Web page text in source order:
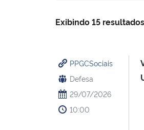
Exibindo 15 resultados
PPGCSociais
Defesa
29/07/2026
10:00